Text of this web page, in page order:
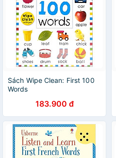
Sách Wipe Clean: First 100
Words
183.900 đ